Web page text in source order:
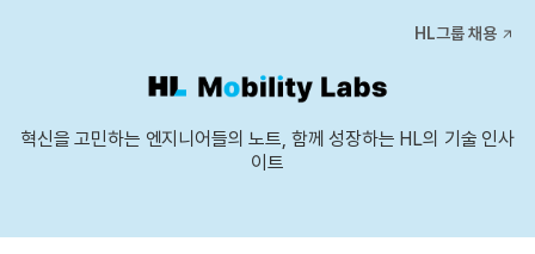
HL그룹 채용
혁신을 고민하는 엔지니어들의 노트, 함께 성장하는 HL의 기술 인사
이트